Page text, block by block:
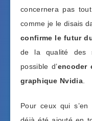
concernera pas
comme je le disais
confirme le futur
de la qualité des
possible d’encoder
graphique Nvidia.
Pour ceux qui